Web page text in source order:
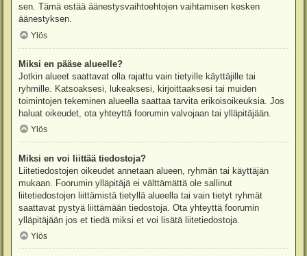
sen. Tämä estää äänestysvaihtoehtojen vaihtamisen kesken
äänestyksen.
Ylös
Miksi en pääse alueelle?
Jotkin alueet saattavat olla rajattu vain tietyille käyttäjille tai
ryhmille. Katsoaksesi, lukeaksesi, kirjoittaaksesi tai muiden
toimintojen tekeminen alueella saattaa tarvita erikoisoikeuksia. Jos
haluat oikeudet, ota yhteyttä foorumin valvojaan tai ylläpitäjään.
Ylös
Miksi en voi liittää tiedostoja?
Liitetiedostojen oikeudet annetaan alueen, ryhmän tai käyttäjän
mukaan. Foorumin ylläpitäjä ei välttämättä ole sallinut
liitetiedostojen liittämistä tietyllä alueella tai vain tietyt ryhmät
saattavat pystyä liittämään tiedostoja. Ota yhteyttä foorumin
ylläpitäjään jos et tiedä miksi et voi lisätä liitetiedostoja.
Ylös